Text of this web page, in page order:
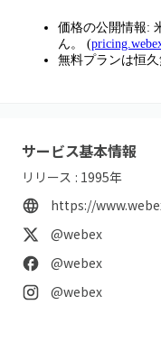
価格の公開情報:
ん。 (
無料プランは恒
サービス基本情報
リリース : 1995年
https://
@webex
@webex
@webex